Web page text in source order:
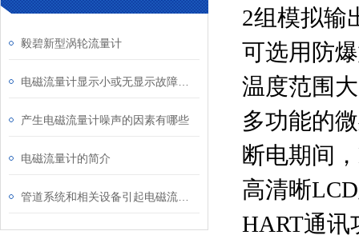
毅碧新型涡轮流量计
产生电磁流量计噪声的因素有哪些
电磁流量计的简介
2组模拟输
可选用防
温度范围
多功能的
断电期间
高清晰
HART通讯